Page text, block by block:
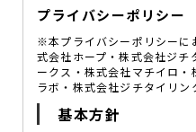
プライバシーポリシー
※本プライバシーポリシーに
式会社ホープ・株式会社ジチ
ークス・株式会社マチイロ
ラボ・株式会社ジチタイリン
基本方針